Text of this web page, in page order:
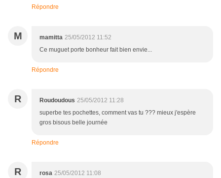
Répondre
M mamitta 25/05/2012 11:52
Ce muguet porte bonheur fait bien envie...
Répondre
R Roudoudous 25/05/2012 11:28
superbe tes pochettes, comment vas tu ??? mieux j'espère
gros bisous belle journée
Répondre
R rosa 25/05/2012 11:08